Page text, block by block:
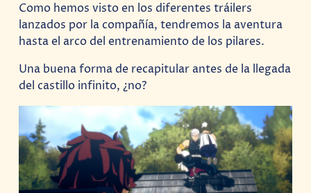
Como hemos visto en los diferentes tráilers
lanzados por la compañía, tendremos la aventura
hasta el arco del entrenamiento de los pilares.
Una buena forma de recapitular antes de la llegada
del castillo infinito, ¿no?